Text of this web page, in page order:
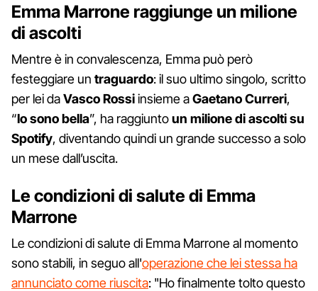
Emma Marrone raggiunge un milione
di ascolti
Mentre è in convalescenza, Emma può però
festeggiare un traguardo: il suo ultimo singolo, scritto
per lei daVasco Rossiinsieme aGaetano Curreri,
“Io sono bella”, ha raggiuntoun milione di ascolti su
Spotify, diventando quindi un grande successo a solo
un mese dall’uscita.
Le condizioni di salute di Emma
Marrone
Le condizioni di salute di Emma Marrone al momento
sono stabili, in seguo all'operazione che lei stessa ha
annunciato come riuscita: "Ho finalmente tolto questo